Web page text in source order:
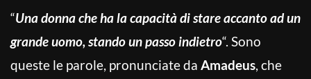
“Una donna che ha la capacità di stare accanto ad un
grande uomo, stando un passo indietro“. Sono
queste le parole, pronunciate da Amadeus, che